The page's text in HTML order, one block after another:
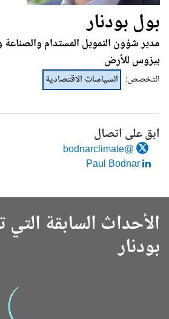
بول بودنار
مدير شؤون التمويل المستدام
بيزوس للأرض
التخصص: السياسات الاقتصادية
ابق على اتصال
@bodnarclimate
الأحداث السابقة
بودنار